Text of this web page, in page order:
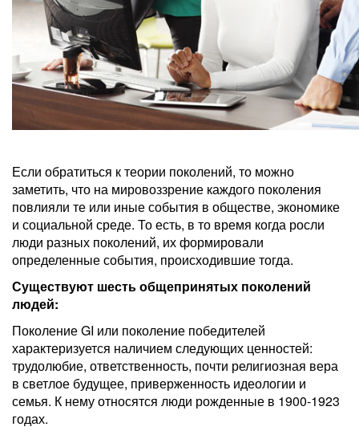
Если обратиться к теории поколений, то можно
заметить, что на мировоззрение каждого поколения
повлияли те или иные события в обществе, экономике
и социальной среде. То есть, в то время когда росли
люди разных поколений, их формировали
определенные события, происходившие тогда.
Существуют шесть общепринятых поколений
людей:
Поколение GI или поколение победителей
характеризуется наличием следующих ценностей:
трудолюбие, ответственность, почти религиозная вера
в светлое будущее, приверженность идеологии и
семья. К нему относятся люди рожденные в 1900-1923
годах.